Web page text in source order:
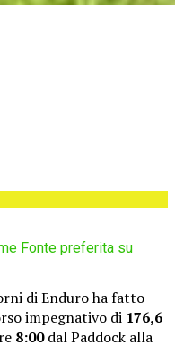
Fonte preferita su
di Enduro ha fatto
impegnativo di 176,6
8:00dal Paddock alla